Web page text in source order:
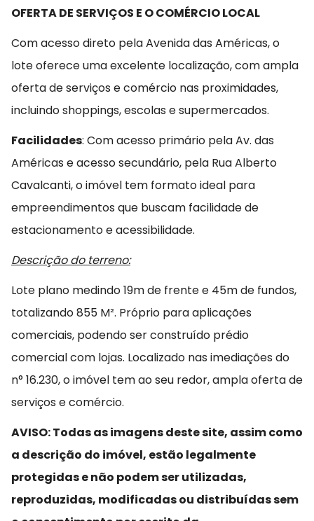
OFERTA DE SERVIÇOS E O COMÉRCIO LOCAL
Com acesso direto pela Avenida das Américas, o
lote oferece uma excelente localização, com ampla
oferta de serviços e comércio nas proximidades,
incluindo shoppings, escolas e supermercados.
Facilidades: Com acesso primário pela Av. das
Américas e acesso secundário, pela Rua Alberto
Cavalcanti, o imóvel tem formato ideal para
empreendimentos que buscam facilidade de
estacionamento e acessibilidade.
Descrição do terreno:
Lote plano medindo 19m de frente e 45m de fundos,
totalizando 855 M². Próprio para aplicações
comerciais, podendo ser construído prédio
comercial com lojas. Localizado nas imediações do
n° 16.230, o imóvel tem ao seu redor, ampla oferta de
serviços e comércio.
AVISO: Todas as imagens deste site, assim como
a descrição do imóvel, estão legalmente
protegidas e não podem ser utilizadas,
reproduzidas, modificadas ou distribuídas sem